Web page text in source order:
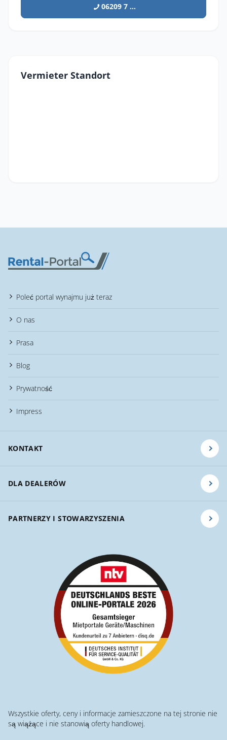
06209 7 ...
Vermieter Standort
Poleć portal wynajmu już teraz
O nas
Prasa
Blog
Prywatność
Impress
KONTAKT
DLA DEALERÓW
PARTNERZY I STOWARZYSZENIA
Wszystkie oferty, ceny i informacje zamieszczone na tej stronie nie
są wiążące i nie stanowią oferty handlowej.